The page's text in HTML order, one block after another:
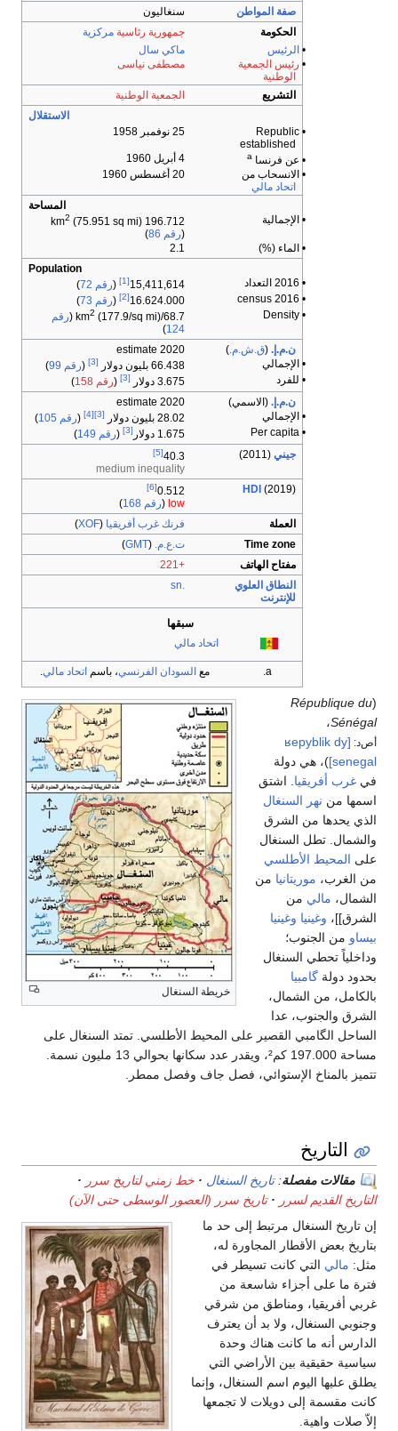
صفة المواطن
سنغاليون
الحكومة
جمهورية رئاسية مركزية
• الرئيس
ماكي سال
• رئيس الجمعية
الوطنية
مصطفى نياسى
التشريع
الجمعية الوطنية
الاستقلال
• Republic
established
25 نوفمبر 1958
• عن فرنساa
4 أبريل 1960
• الانسحاب من
اتحاد مالي
20 أغسطس 1960
المساحة
• الإجمالية
196.712 km
2 (75.951 sq mi)
(رقم 86
)
• الماء (%)
2.1
Population
• 2016 التعداد
15,411,614
[1]
(رقم 72
)
• 2016 census
16.624.000
[2]
(رقم 73
)
• Density
68.7/km
2 (177.9/sq mi) (
رقم
124
)
ن.م.إ. (ق.ش.م.)
2020 estimate
• الإجمالي
66.438 بليون دولار [3]
(رقم 99
)
• للفرد
3.675 دولار [3]
(رقم 158
)
ن.م.إ. (الاسمي)
2020 estimate
• الإجمالي
28.02 بليون دولار [3]
[4]
(رقم 105
)
• Per capita
1.675 دولار [3]
(رقم 149
)
جيني (2011)
40.3
[5]
medium inequality
HDI (2019)
0.512
[6]
low
(رقم 168
)
العملة
فرنك غرب أفريقيا (
XOF
)
Time zone
ت.ع.م. (
GMT
)
مفتاح الهاتف
+221
النطاق العلوي
للإنترنت
.sn
سبقها
اتحاد مالي
مع السودان الفرنسي، باسم اتحاد مالي.
خريطة السنغال
(
République du
Sénégal،
أص‌د:
[ʁepyblik dy
seneɡal] )، هي دولة
في غرب أفريقيا. اشتق
اسمها من نهر السنغال
الذي يحدها من الشرق
والشمال. تطل السنغال
على المحيط الأطلسي
من الغرب، موريتانيا من
الشمال، مالي من
الشرق]]، وغينيا وغينيا
بيساو من الجنوب؛
وداخلياً تحطي السنغال
بحدود دولة گامبيا
بالكامل، من الشمال،
الشرق والجنوب، عدا
الساحل الگامبي القصير على المحيط الأطلسي. تمتد السنغال على
مساحة 197.000 كم²، ويقدر عدد سكانها بحوالي 13 مليون نسمة.
تتميز بالمناخ الإستوائي، فصل جاف وفصل ممطر.
التاريخ
مقالات مفصلة:تاريخ السنغال
خط زمني لتاريخ سرر
التاريخ القديم لسرر
تاريخ سرر (العصور الوسطى حتى الآن)
إن تاريخ السنغال مرتبط إلى حد ما
بتاريخ بعض الأقطار المجاورة له،
مثل: مالي التي كانت تسيطر في
فترة ما على أجزاء شاسعة من
غربي أفريقيا، ومناطق من شرقي
وجنوبي السنغال، ولا بد أن يعترف
الدارس أنه ما كانت هناك وحدة
سياسية حقيقية بين الأراضي التي
يطلق عليها اليوم اسم السنغال، وإنما
كانت مقسمة إلى دويلات لا تجمعها
إلاّ صلات واهية.